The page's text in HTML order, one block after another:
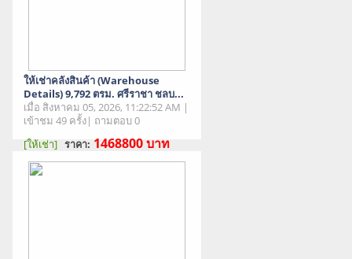
ให้เช่าคลังสินค้า (Warehouse
Details) 9,792 ตรม. ศรีราชา ชลบ...
เมื่อ สิงหาคม 05, 2026, 11:22:52 AM |
เข้าชม 49 ครั้ง| ถามตอบ 0
[ให้เช่า] ราคา: 1468800บาท